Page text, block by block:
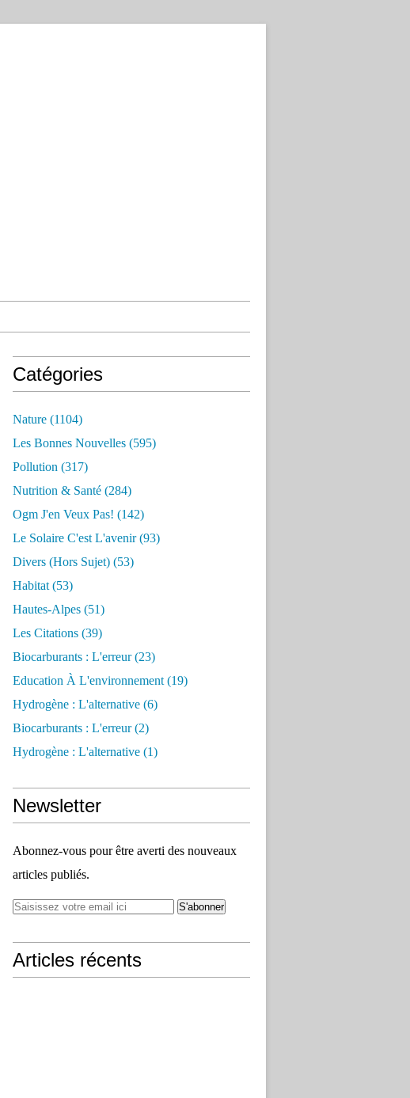
Catégories
Nature (1104)
Les Bonnes Nouvelles (595)
Pollution (317)
Nutrition & Santé (284)
Ogm J'en Veux Pas! (142)
Le Solaire C'est L'avenir(93)
Divers (hors Sujet) (53)
Habitat (53)
Hautes-Alpes (51)
Les Citations (39)
Biocarburants : L'erreur(23)
Education À L'environnement (19)
Hydrogène : L'alternative (6)
Biocarburants : L'erreur(2)
Hydrogène : L'alternative (1)
Newsletter
Abonnez-vous pour être averti des nouveaux
articles publiés.
Articles récents